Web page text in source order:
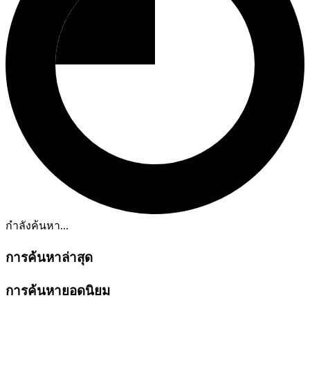
กำลังค้นหา...
การค้นหาล่าสุด
การค้นหายอดนิยม